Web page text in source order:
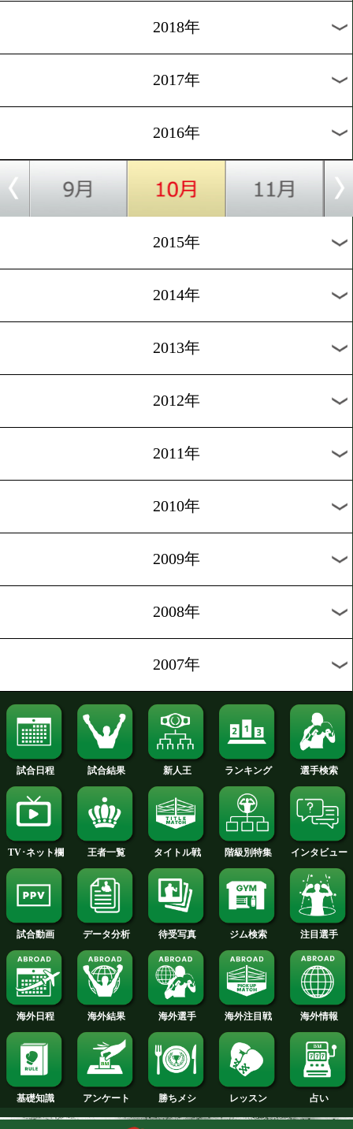
2026年
2025年
2024年
2022年
2020年
2019年
2017年
2016年
2015年
2014年
2013年
2012年
2011年
2010年